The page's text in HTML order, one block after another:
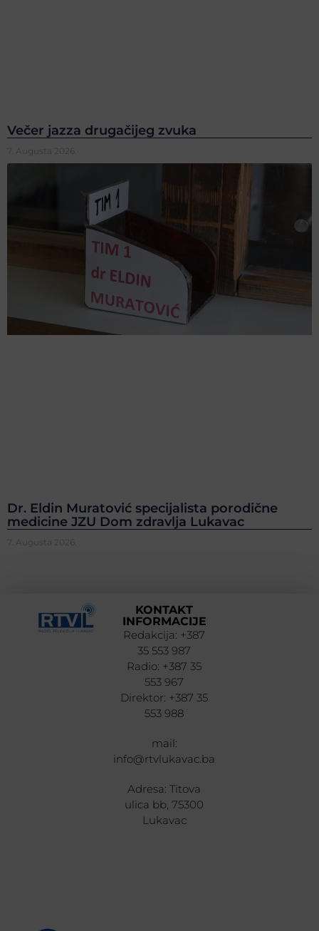
Večer jazza drugačijeg zvuka
7. Augusta 2026.
Dr. Eldin Muratović specijalista porodične
medicine JZU Dom zdravlja Lukavac
7. Augusta 2026.
KONTAKT
INFORMACIJE
Redakcija: +387
35 553 987
Radio: +387 35
553 967
Direktor: +387 35
553 988
mail:
info@rtvlukavac.ba
Adresa: Titova
ulica bb, 75300
Lukavac